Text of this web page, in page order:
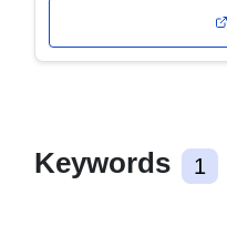
Keywords 1